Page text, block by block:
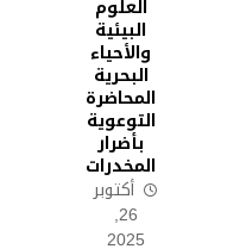
العلوم
البيئية
والأحياء
البحرية
المحاضرة
التوعوية
بأضرار
المخدرات
أكتوبر
26,
2025